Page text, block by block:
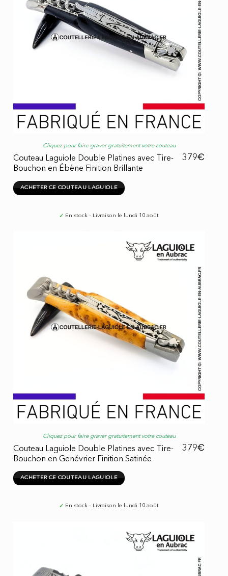
Cliquez pour faire graver gratuitement votre couteau
Couteau Laguiole Double Platines avec Tire-
Bouchon en Ébène Finition Brillante
379€
ACHETER CE COUTEAU LAGUIOLE
✓ En stock - Livraison le lundi 10 août
Cliquez pour faire graver gratuitement votre couteau
Couteau Laguiole Double Platines avec Tire-
Bouchon en Genévrier Finition Satinée
379€
ACHETER CE COUTEAU LAGUIOLE
✓ En stock - Livraison le lundi 10 août